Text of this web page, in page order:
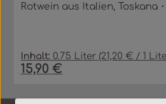
Rotwein aus Italien, Toskana・
Inhalt:0.75 Liter (21,20 € / 1
Regulärer Preis:
15,90 €